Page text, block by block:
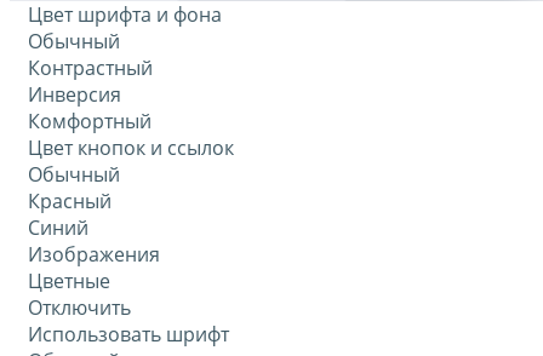
Цвет шрифта и фона
Обычный
Контрастный
Инверсия
Комфортный
Цвет кнопок и ссылок
Обычный
Красный
Синий
Изображения
Цветные
Отключить
Использовать шрифт